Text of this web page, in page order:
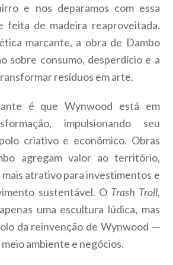
e nos deparamos com essa
feita de madeira reaproveitada.
marcante, a obra de Dambo
sobre consumo, desperdício e a
resíduos em arte.
é que Wynwood está em
impulsionando seu
criativo e econômico. Obras
agregam valor ao território,
atrativo para investimentos e
sustentável. O Trash Troll,
uma escultura lúdica, mas
da reinvenção de Wynwood —
ambiente e negócios.